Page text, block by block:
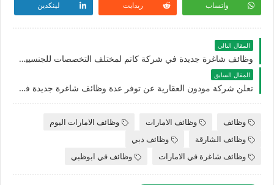
واتساب ريدايت لينكدين
المقال التالي
وظائف شاغرة جديدة في شركة كاتم لمختلف التخصصات للجنسيين في الامارات
المقال السابق
تعلن شركة مودون العقارية عن توفر عدة وظائف شاغرة جديدة في مختلف التخصصات في الامارات
وظائف وظائف الامارات
وظائف الامارات اليوم
وظائف الشارقة
وظائف دبي
وظائف شاغرة في الامارات
وظائف في ابوظبي